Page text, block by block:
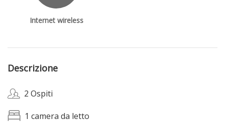
Internet wireless
Descrizione
2 Ospiti
1 camera da letto